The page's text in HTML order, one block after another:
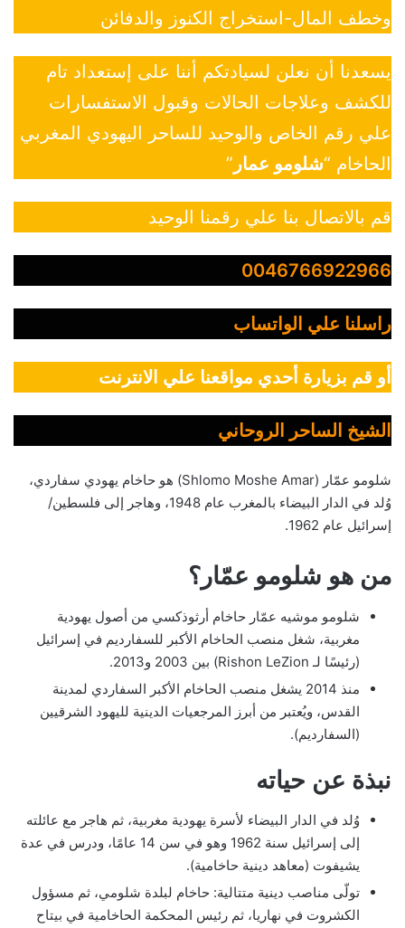
وخطف المال-استخراج الكنوز والدفائن
يسعدنا أن نعلن لسيادتكم أننا على إستعداد تام
للكشف وعلاجات الحالات وقبول الاستفسارات
علي رقم الخاص والوحيد للساحر اليهودي المغربي
الحاخام “شلومو عمار ”
قم بالاتصال بنا علي رقمنا الوحيد
0046766922966
راسلنا علي الواتساب
أو قم بزيارة أحدي مواقعنا علي الانترنت
الشيخ الساحر الروحاني
شلومو عمّار (Shlomo Moshe Amar) هو حاخام يهودي سفاردي،
وُلد في الدار البيضاء بالمغرب عام 1948، وهاجر إلى فلسطين/
إسرائيل عام 1962.
من هو شلومو عمّار؟
شلومو موشيه عمّار حاخام أرثوذكسي من أصول يهودية
مغربية، شغل منصب الحاخام الأكبر للسفارديم في إسرائيل
(رئيسًا لـ Rishon LeZion) بين 2003 و2013.
منذ 2014 يشغل منصب الحاخام الأكبر السفاردي لمدينة
القدس، ويُعتبر من أبرز المرجعيات الدينية لليهود الشرقيين
(السفارديم).
نبذة عن حياته
وُلد في الدار البيضاء لأسرة يهودية مغربية، ثم هاجر مع عائلته
إلى إسرائيل سنة 1962 وهو في سن 14 عامًا، ودرس في عدة
يشيفوت (معاهد دينية حاخامية).
تولّى مناصب دينية متتالية: حاخام لبلدة شلومي، ثم مسؤول
الكشروت في نهاريا، ثم رئيس المحكمة الحاخامية في بيتاح